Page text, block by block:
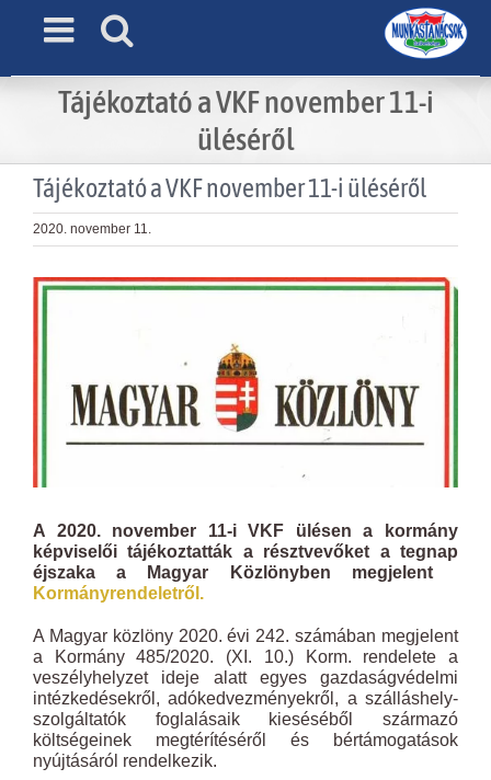
Tájékoztató a VKF november 11-i
üléséről
Tájékoztató a VKF november 11-i üléséről
2020. november 11.
View
A 2020. november 11-i VKF ülésen a kormány
képviselői tájékoztatták a résztvevőket a tegnap
éjszaka a Magyar Közlönyben megjelent
Kormányrendeletről.
A Magyar közlöny 2020. évi 242. számában megjelent
a Kormány 485/2020. (XI. 10.) Korm. rendelete a
veszélyhelyzet ideje alatt egyes gazdaságvédelmi
intézkedésekről, adókedvezményekről, a szálláshely-
szolgáltatók foglalásaik kieséséből származó
költségeinek megtérítéséről és bértámogatások
nyújtásáról rendelkezik.